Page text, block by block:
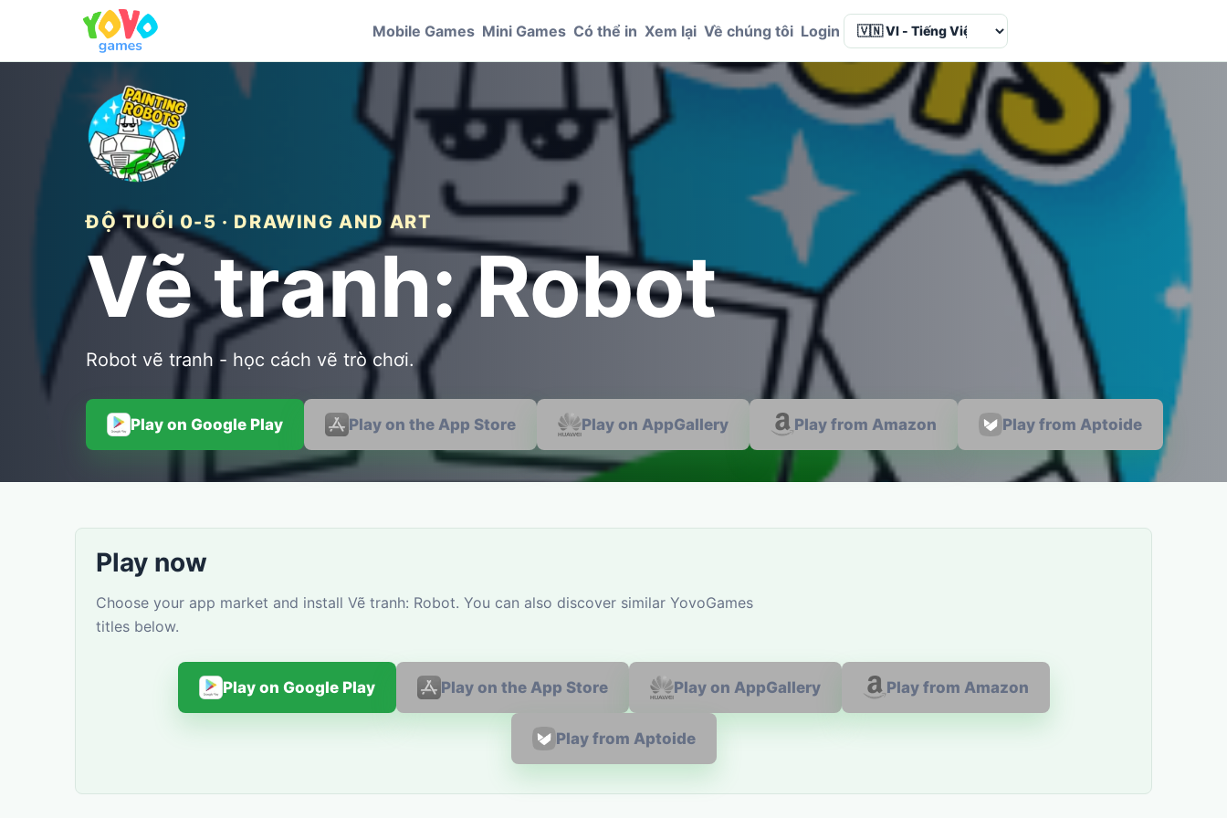
Mobile Games Mini Games Có thể in Xem lại Về chúng tôi Login Language
ĐỘ TUỔI 0-5 · DRAWING AND ART
Vẽ tranh: Robot
Robot vẽ tranh - học cách vẽ trò chơi.
Play on Google Play Play on the App Store Play on AppGallery Play from Amazon Play from Aptoide
Play now
Choose your app market and install Vẽ tranh: Robot. You can also discover similar YovoGames
titles below.
Play on Google Play Play on the App Store Play on AppGallery Play from Amazon
Play from Aptoide